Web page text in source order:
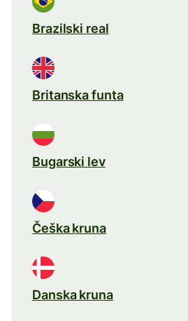
Brazilski real
Britanska funta
Bugarski lev
Češka kruna
Danska kruna